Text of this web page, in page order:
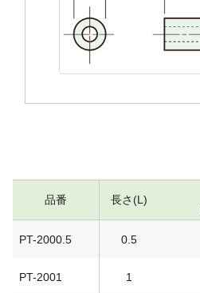
品番 長さ(L)
PT-2000.5 0.5
PT-2001 1